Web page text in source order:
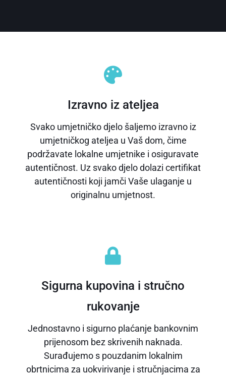
Izravno iz ateljea
Svako umjetničko djelo šaljemo izravno iz
umjetničkog ateljea u Vaš dom, čime
podržavate lokalne umjetnike i osiguravate
autentičnost. Uz svako djelo dolazi certifikat
autentičnosti koji jamči Vaše ulaganje u
originalnu umjetnost.
Sigurna kupovina i stručno
rukovanje
Jednostavno i sigurno plaćanje bankovnim
prijenosom bez skrivenih naknada.
Surađujemo s pouzdanim lokalnim
obrtnicima za uokvirivanje i stručnjacima za